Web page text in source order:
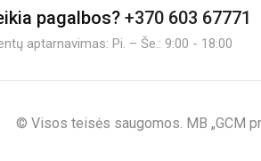
pagalbos? +370 603 67771
aptarnavimas: Pi. – Še.: 9:00 - 18:00
© Visos teisės saugomos. MB „GCM